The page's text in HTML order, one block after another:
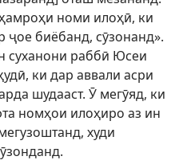
номи илоҳӣ, ки
ҷое биёбанд, сӯзонанд».
суханони раббӣ Юсеи
ки дар аввали асри
шудааст. Ӯ мегӯяд, ки
номҳои илоҳиро аз ин
худи